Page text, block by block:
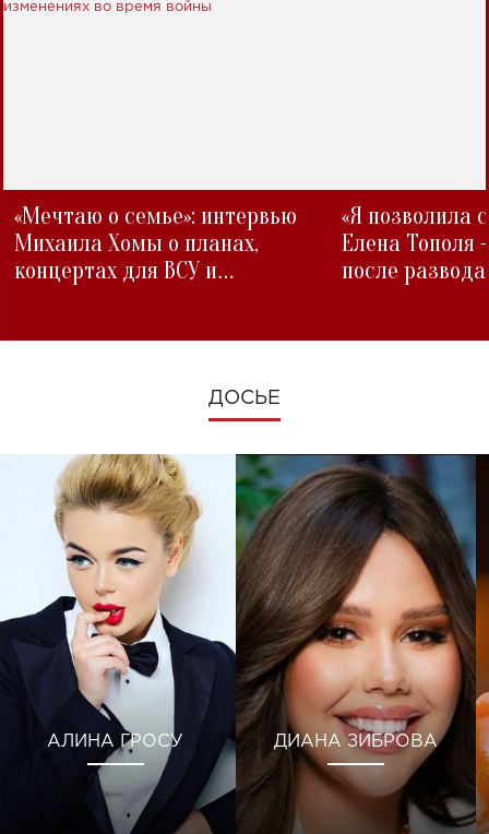
«Мечтаю о семье»: интервью
Михаила Хомы о планах,
концертах для ВСУ и
«Я позволила
Елена Тополя
после развода
ДОСЬЕ
АЛИНА ГРОСУ ДИАНА ЗИБРОВА